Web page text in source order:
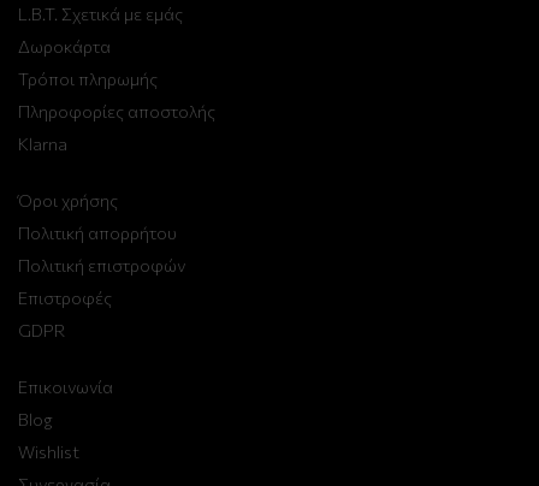
L.B.T. Σχετικά με εμάς
Δωροκάρτα
Τρόποι πληρωμής
Πληροφορίες αποστολής
Klarna
Όροι χρήσης
Πολιτική απορρήτου
Πολιτική επιστροφών
Επιστροφές
GDPR
Επικοινωνία
Blog
Wishlist